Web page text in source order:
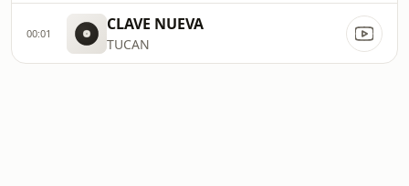
00:01 CLAVE NUEVA
TUCAN